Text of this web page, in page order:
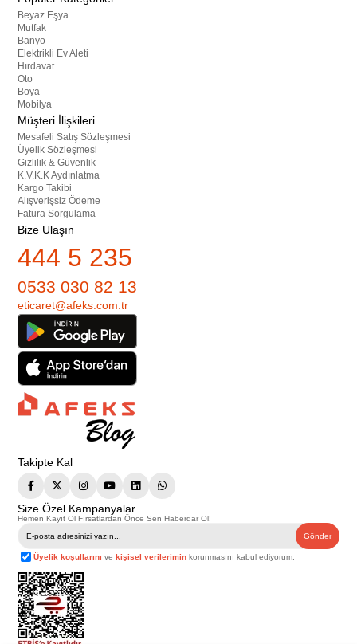
Beyaz Eşya
Mutfak
Banyo
Elektrikli Ev Aleti
Hırdavat
Oto
Boya
Mobilya
Müşteri İlişkileri
Mesafeli Satış Sözleşmesi
Üyelik Sözleşmesi
Gizlilik & Güvenlik
K.V.K.K Aydınlatma
Kargo Takibi
Alışverişsiz Ödeme
Fatura Sorgulama
Bize Ulaşın
444 5 235
0533 030 82 13
eticaret@afeks.com.tr
Takipte Kal
Size Özel Kampanyalar
Hemen Kayıt Ol Fırsatlardan Önce Sen Haberdar Ol!
Gönder
Üyelik koşullarını vekişisel verilerimin korunmasını kabul ediyorum.